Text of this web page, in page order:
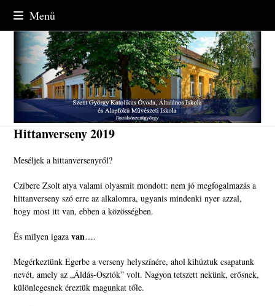
content
Menü
Hittanverseny 2019
Meséljek a hittanversenyről?
Czibere Zsolt atya valami olyasmit mondott: nem jó megfogalmazás a
hittanverseny szó erre az alkalomra, ugyanis mindenki nyer azzal,
hogy most itt van, ebben a közösségben.
És milyen igazavan….
Megérkeztünk Egerbe a verseny helyszínére, ahol kihúztuk csapatunk
nevét, amely az „Áldás-Osztók” volt. Nagyon tetszett nekünk, erősnek,
különlegesnek éreztük magunkat tőle.